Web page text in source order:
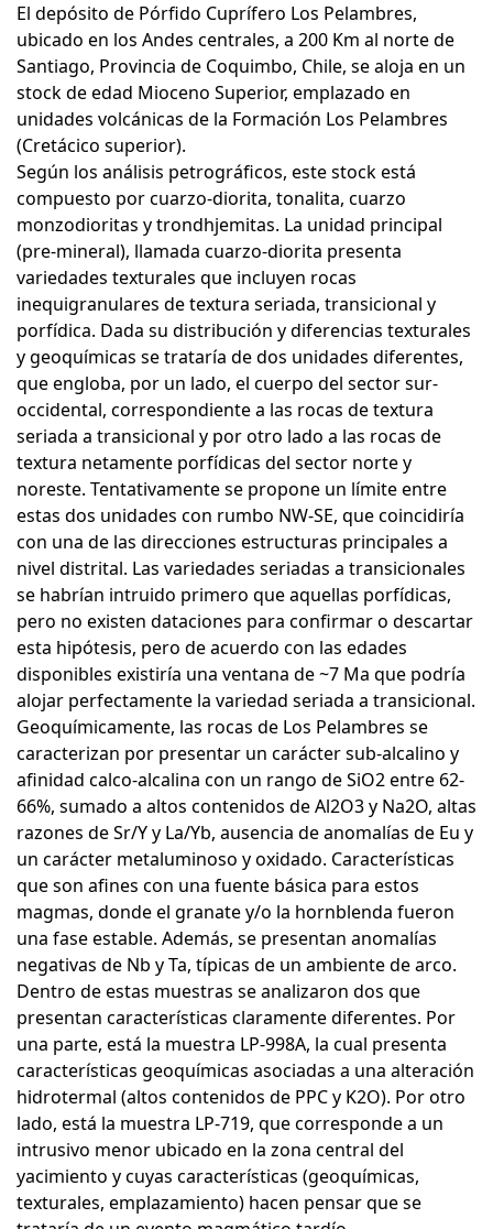
El depósito de Pórfido Cuprífero Los Pelambres,
ubicado en los Andes centrales, a 200 Km al norte de
Santiago, Provincia de Coquimbo, Chile, se aloja en un
stock de edad Mioceno Superior, emplazado en
unidades volcánicas de la Formación Los Pelambres
(Cretácico superior).
Según los análisis petrográficos, este stock está
compuesto por cuarzo-diorita, tonalita, cuarzo
monzodioritas y trondhjemitas. La unidad principal
(pre-mineral), llamada cuarzo-diorita presenta
variedades texturales que incluyen rocas
inequigranulares de textura seriada, transicional y
porfídica. Dada su distribución y diferencias texturales
y geoquímicas se trataría de dos unidades diferentes,
que engloba, por un lado, el cuerpo del sector sur-
occidental, correspondiente a las rocas de textura
seriada a transicional y por otro lado a las rocas de
textura netamente porfídicas del sector norte y
noreste. Tentativamente se propone un límite entre
estas dos unidades con rumbo NW-SE, que coincidiría
con una de las direcciones estructuras principales a
nivel distrital. Las variedades seriadas a transicionales
se habrían intruido primero que aquellas porfídicas,
pero no existen dataciones para confirmar o descartar
esta hipótesis, pero de acuerdo con las edades
disponibles existiría una ventana de ~7 Ma que podría
alojar perfectamente la variedad seriada a transicional.
Geoquímicamente, las rocas de Los Pelambres se
caracterizan por presentar un carácter sub-alcalino y
afinidad calco-alcalina con un rango de SiO2 entre 62-
66%, sumado a altos contenidos de Al2O3 y Na2O, altas
razones de Sr/Y y La/Yb, ausencia de anomalías de Eu y
un carácter metaluminoso y oxidado. Características
que son afines con una fuente básica para estos
magmas, donde el granate y/o la hornblenda fueron
una fase estable. Además, se presentan anomalías
negativas de Nb y Ta, típicas de un ambiente de arco.
Dentro de estas muestras se analizaron dos que
presentan características claramente diferentes. Por
una parte, está la muestra LP-998A, la cual presenta
características geoquímicas asociadas a una alteración
hidrotermal (altos contenidos de PPC y K2O). Por otro
lado, está la muestra LP-719, que corresponde a un
intrusivo menor ubicado en la zona central del
yacimiento y cuyas características (geoquímicas,
texturales, emplazamiento) hacen pensar que se